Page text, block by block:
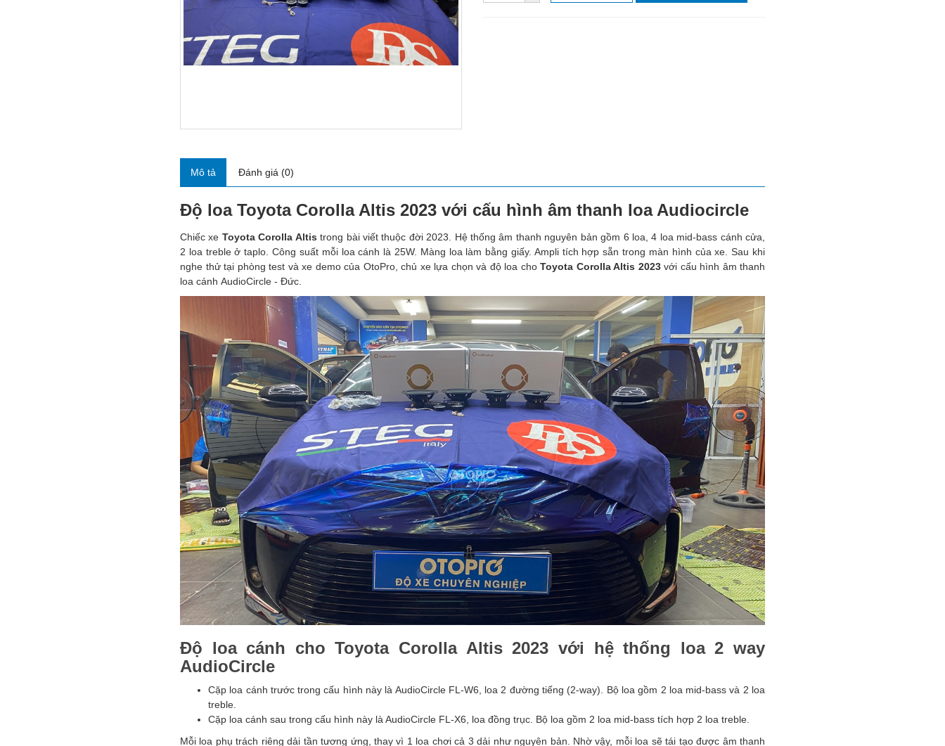
Mô tả Đánh giá (0)
Độ loa Toyota Corolla Altis 2023 với cấu hình âm thanh loa Audiocircle
Chiếc xe Toyota Corolla Altis trong bài viết thuộc đời 2023. Hệ thống âm thanh nguyên bản gồm 6 loa, 4 loa mid-bass cánh cửa,
2 loa treble ở taplo. Công suất mỗi loa cánh là 25W. Màng loa làm bằng giấy. Ampli tích hợp sẵn trong màn hình của xe. Sau khi
nghe thử tại phòng test và xe demo của OtoPro, chủ xe lựa chọn và độ loa cho Toyota Corolla Altis 2023với cấu hình âm thanh
loa cánh AudioCircle - Đức.
Độ loa cánh cho Toyota Corolla Altis 2023 với hệ thống loa 2 way
AudioCircle
Cặp loa cánh trước trong cấu hình này là AudioCircle FL-W6, loa 2 đường tiếng (2-way). Bộ loa gồm 2 loa mid-bass và 2 loa
treble.
Cặp loa cánh sau trong cấu hình này là AudioCircle FL-X6, loa đồng trục. Bộ loa gồm 2 loa mid-bass tích hợp 2 loa treble.
Mỗi loa phụ trách riêng dải tần tương ứng, thay vì 1 loa chơi cả 3 dải như nguyên bản. Nhờ vậy, mỗi loa sẽ tái tạo được âm thanh